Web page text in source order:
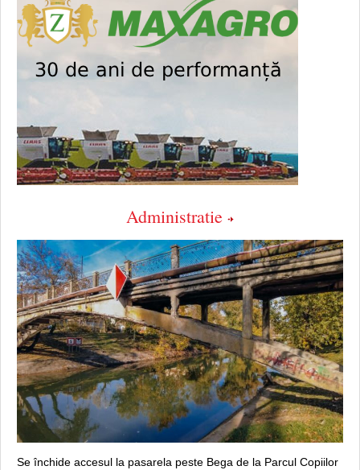
Administratie
Se închide accesul la pasarela peste Bega de la Parcul Copiilor